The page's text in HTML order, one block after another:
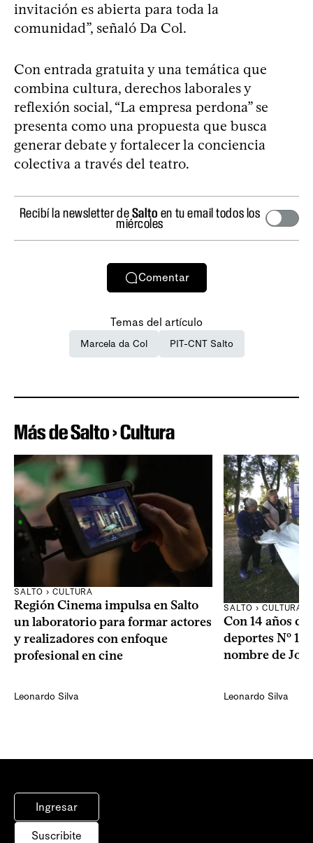
invitación es abierta para toda la
comunidad”, señaló Da Col.
Con entrada gratuita y una temática que
combina cultura, derechos laborales y
reflexión social, “La empresa perdona” se
presenta como una propuesta que busca
generar debate y fortalecer la conciencia
colectiva a través del teatro.
Recibí la newsletter deSalto en tu email todos los
miércoles
Comentar
Temas del artículo
Marcela da Col PIT-CNT Salto
Más de Salto › Cultura
SALTO › CULTURA
Región Cinema impulsa en Salto
un laboratorio para formar actores
y realizadores con enfoque
profesional en cine
Leonardo Silva
SALTO › CULTURA
Con 14 años
deportes Nº 1
nombre de
Leonardo Silva
Ingresar
Suscribite